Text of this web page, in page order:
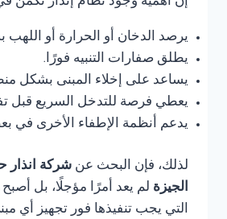
يرصد الدخان أو الحرارة أو اللهب
يطلق صفارات التنبيه فورًا.
يساعد على إخلاء المبنى بشكل
يعطي فرصة للتدخل السريع قبل
يدعم أنظمة الإطفاء الأخرى في
لذلك، فإن البحث عن شركة انذار
الجيزة لم يعد أمرًا مؤجلًا، بل
التي يجب تنفيذها فور تجهيز أي